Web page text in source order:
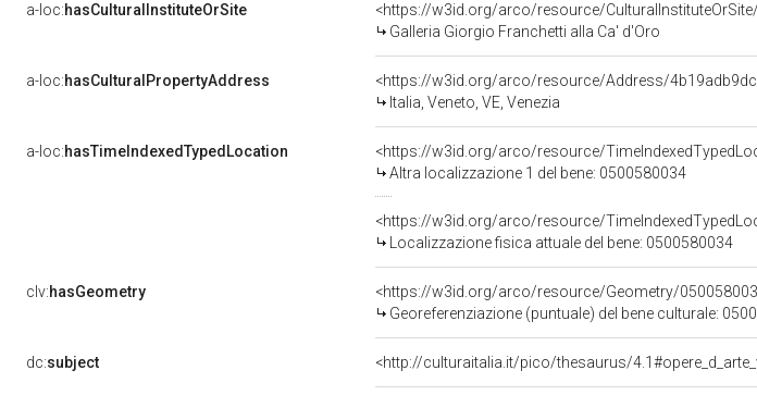
a-loc:hasCulturalInstituteOrSite
<https://w3id.org/arco/resource/
Galleria Giorgio Franchetti alla Ca' d'Oro
a-loc:hasCulturalPropertyAddress
<https://w3id.org/arco/resource/Address/
Italia, Veneto, VE, Venezia
a-loc:hasTimeIndexedTypedLocation
<https://w3id.org/arco/resource/
Altra localizzazione 1 del bene: 0500580034
<https://w3id.org/arco/resource/
Localizzazione fisica attuale del bene: 0500580034
clv:hasGeometry
<https://w3id.org/arco/resource/Geometry/
Georeferenziazione (puntuale) del bene culturale:
dc:subject <http://culturaitalia.it/pico/thesaurus/